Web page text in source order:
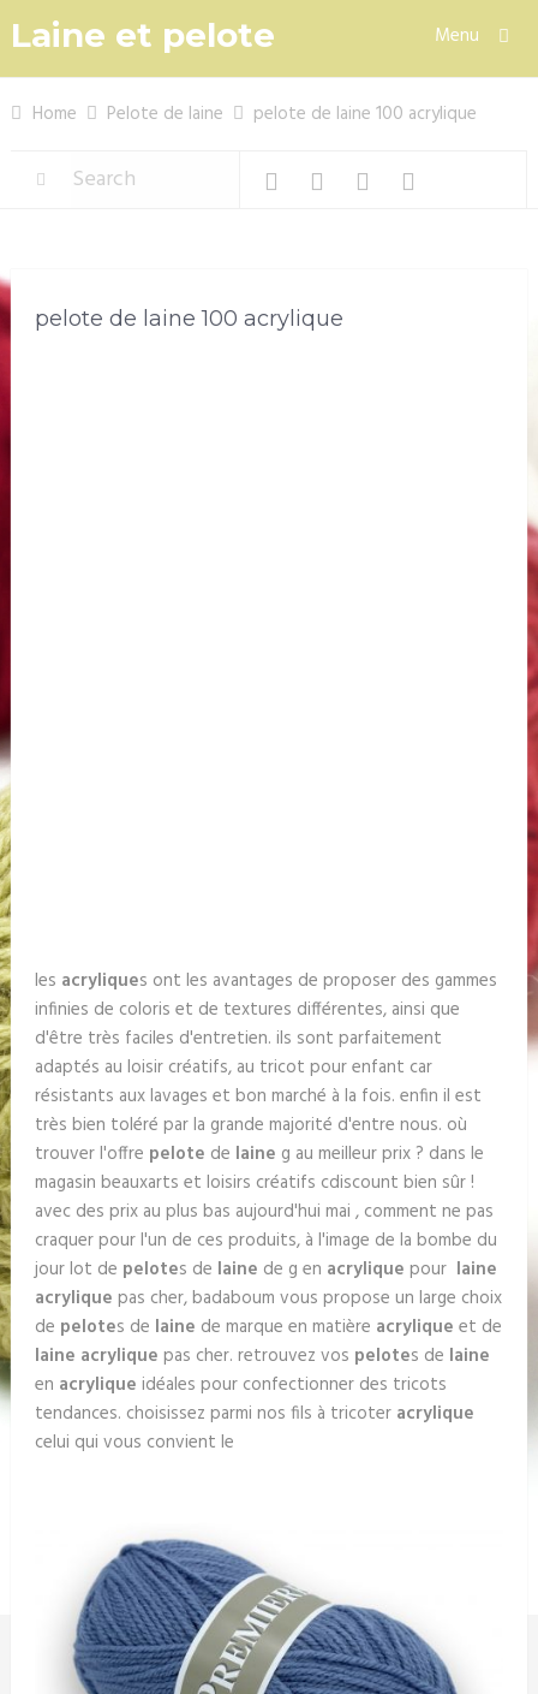
Laine et pelote Menu
Home Pelote de laine pelote de laine 100 acrylique
pelote de laine 100 acrylique
les acryliques ont les avantages de proposer des gammes
infinies de coloris et de textures différentes, ainsi que
d'être très faciles d'entretien. ils sont parfaitement
adaptés au loisir créatifs, au tricot pour enfant car
résistants aux lavages et bon marché à la fois. enfin il est
très bien toléré par la grande majorité d'entre nous. où
trouver l'offre pelote de laine g au meilleur prix ? dans le
magasin beauxarts et loisirs créatifs cdiscount bien sûr !
avec des prix au plus bas aujourd'hui mai , comment ne pas
craquer pour l'un de ces produits, à l'image de la bombe du
jour lot de pelotes de laine de g en acrylique pour laine
acrylique pas cher, badaboum vous propose un large choix
de pelotes de laine de marque en matière acrylique et de
laine acrylique pas cher. retrouvez vos pelotes de laine
en acrylique idéales pour confectionner des tricots
tendances. choisissez parmi nos fils à tricoter acrylique
celui qui vous convient le